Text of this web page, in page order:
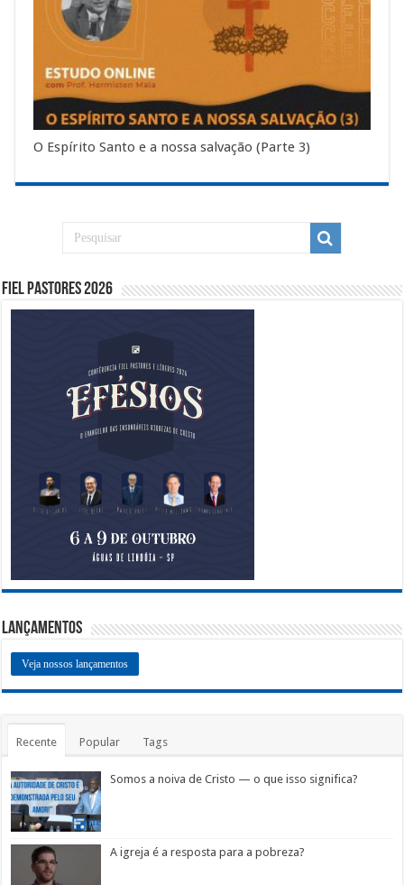
O Espírito Santo e a nossa salvação (Parte 3)
Fiel Pastores 2026
Lançamentos
Veja nossos lançamentos
Recente Popular Tags
Somos a noiva de Cristo — o que isso significa?
A igreja é a resposta para a pobreza?